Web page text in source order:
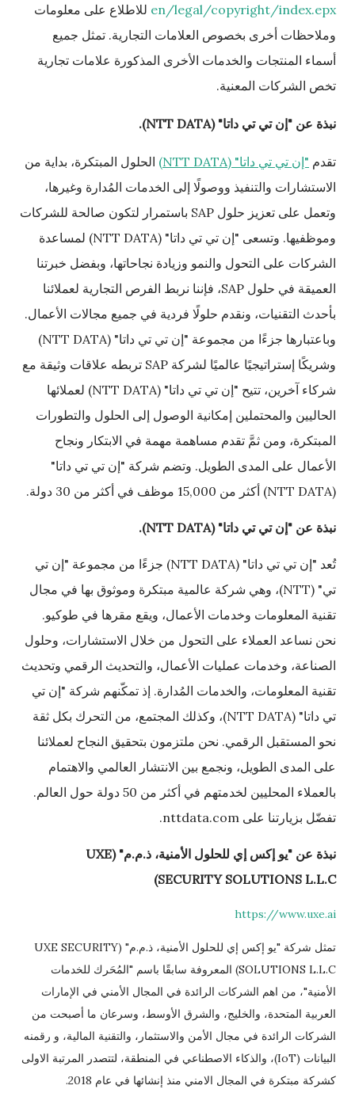
en/legal/copyright/index.epx للاطلاع على معلومات
وملاحظات أخرى بخصوص العلامات التجارية. تمثل جميع
أسماء المنتجات والخدمات الأخرى المذكورة علامات تجارية
تخص الشركات المعنية.
نبذة عن "إن تي تي داتا" (NTT DATA).
تقدم "إن تي تي داتا" (NTT DATA) الحلول المبتكرة، بداية من
الاستشارات والتنفيذ ووصولًا إلى الخدمات المُدارة وغيرها،
وتعمل على تعزيز حلول SAP باستمرار لتكون صالحة للشركات
وموظفيها. وتسعى "إن تي تي داتا" (NTT DATA) لمساعدة
الشركات على التحول والنمو وزيادة نجاحاتها، وبفضل خبرتنا
العميقة في حلول SAP، فإننا نربط الفرص التجارية لعملائنا
بأحدث التقنيات، ونقدم حلولًا فردية في جميع مجالات الأعمال.
وباعتبارها جزءًا من مجموعة "إن تي تي داتا" (NTT DATA)
وشريكًا إستراتيجيًا عالميًا لشركة SAP تربطه علاقات وثيقة مع
شركاء آخرين، تتيح "إن تي تي داتا" (NTT DATA) لعملائها
الحاليين والمحتملين إمكانية الوصول إلى الحلول والتطورات
المبتكرة، ومن ثمَّ تقدم مساهمة مهمة في الابتكار ونجاح
الأعمال على المدى الطويل. وتضم شركة "إن تي تي داتا"
(NTT DATA) أكثر من 15,000 موظف في أكثر من 30 دولة.
نبذة عن "إن تي تي داتا" (NTT DATA
).
تُعد "إن تي تي داتا" (NTT DATA) جزءًا من مجموعة "إن تي
تي" (NTT)، وهي شركة عالمية مبتكرة وموثوق بها في مجال
تقنية المعلومات وخدمات الأعمال، ويقع مقرها في طوكيو.
نحن نساعد العملاء على التحول من خلال الاستشارات، وحلول
الصناعة، وخدمات عمليات الأعمال، والتحديث الرقمي وتحديث
تقنية المعلومات، والخدمات المُدارة. إذ تمكّنهم شركة "إن تي
تي داتا" (NTT DATA)، وكذلك المجتمع، من التحرك بكل ثقة
نحو المستقبل الرقمي. نحن ملتزمون بتحقيق النجاح لعملائنا
على المدى الطويل، ونجمع بين الانتشار العالمي والاهتمام
بالعملاء المحليين لخدمتهم في أكثر من 50 دولة حول العالم.
تفضّل بزيارتنا على nttdata.com.
نبذة عن "يو إكس إي للحلول الأمنية، ذ.م.م" (UXE
SECURITY SOLUTIONS L.L.C
)
https://www.uxe.ai
تمثل شركة "يو إكس إي للحلول الأمنية، ذ.م.م" (UXE SECURITY
SOLUTIONS L.L.C) المعروفة سابقًا باسم "المُحَرك للخدمات
الأمنية"، من اهم الشركات الرائدة في المجال الأمني في الإمارات
العربية المتحدة، والخليج، والشرق الأوسط، وسرعان ما أصبحت من
الشركات الرائدة في مجال الأمن والاستثمار، والتقنية المالية، و رقمنه
البيانات (IoT)، والذكاء الاصطناعي في المنطقة، لتتصدر المرتبة الاولى
كشركة مبتكرة في المجال الامني منذ إنشائها في عام 2018.